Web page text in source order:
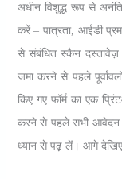
अधीन विशुद्ध रूप से
करें – पात्रता, आईडी
से संबंधित स्कैन
जमा करने से पहले
किए गए फॉर्म का एक
करने से पहले सभी आवेदन
ध्यान से पढ़ लें। आगे